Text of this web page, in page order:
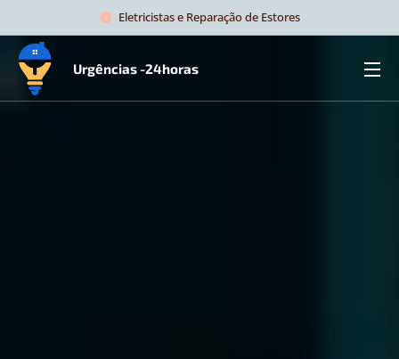
Eletricistas e Reparação de Estores
Urgências -24horas